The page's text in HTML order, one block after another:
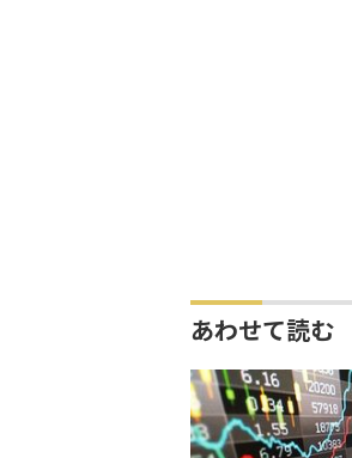
あわせて読む